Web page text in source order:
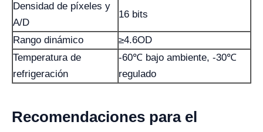
Densidad de píxeles y
A/D
16 bits
Rango dinámico
≥4.6OD
Temperatura de
refrigeración
-60℃ bajo ambiente, -30℃
regulado
Recomendaciones para el